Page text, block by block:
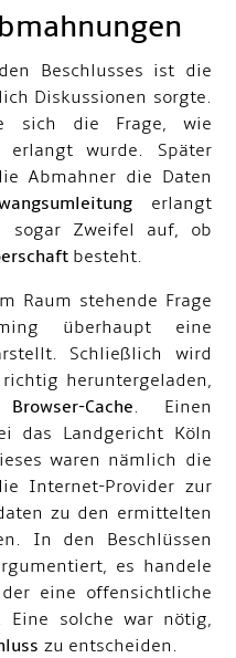
Beschlusses ist die
Diskussionen sorgte.
sich die Frage, wie
erlangt wurde. Später
Abmahner die Daten
erlangt
sogar Zweifel auf, ob
besteht.
Raum stehende Frage
überhaupt eine
Schließlich wird
heruntergeladen,
Browser-Cache. Einen
das Landgericht Köln
waren nämlich die
Internet-Provider zur
zu den ermittelten
In den Beschlüssen
es handele
eine offensichtliche
Eine solche war nötig,
zu entscheiden.